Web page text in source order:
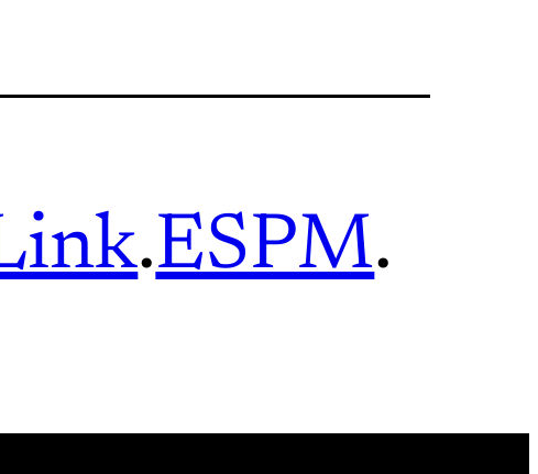
.ESPM.